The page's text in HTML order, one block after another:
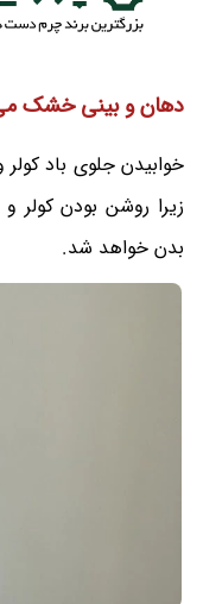
دهان و بینی خشک
خوابیدن جلوی باد
زیرا روشن بودن کولر
بدن خواهد شد.